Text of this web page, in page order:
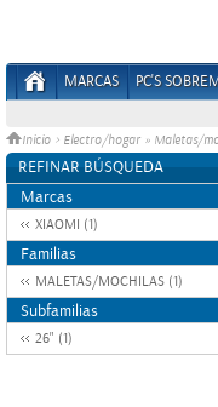
MARCAS PC'S
Inicio > Electro/hogar » Maletas/
REFINAR BÚSQUEDA
Marcas
XIAOMI (1)
Familias
MALETAS/MOCHILAS (1)
Subfamilias
26" (1)